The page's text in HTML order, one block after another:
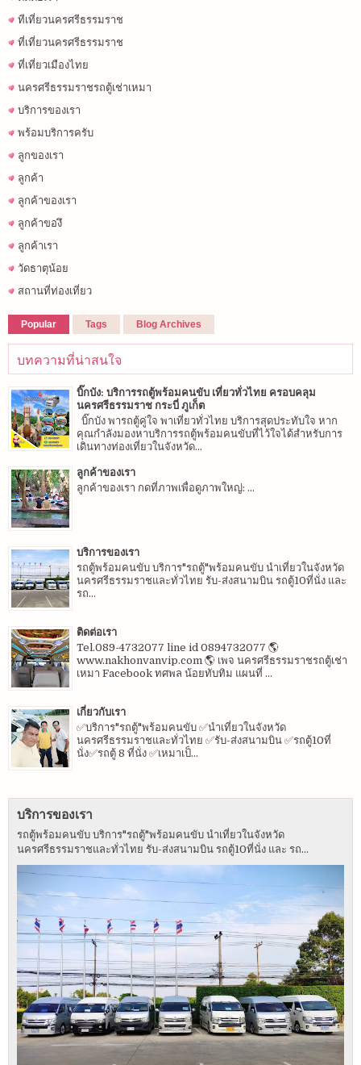
ทีเที่ยวนครศรีธรรมราช
ที่เที่ยวนครศรีธรรมราช
ที่เที่ยวเมืองไทย
นครศรีธรรมราชรถตู้เช่าเหมา
บริการของเรา
พร้อมบริการครับ
ลูกของเรา
ลูกค้า
ลูกค้าของเรา
ลูกค้าของึ
ลูกค้าเรา
วัดธาตุน้อย
สถานที่ท่องเที่ยว
Popular Tags Blog Archives
บทความที่น่าสนใจ
บิ๊กบัง: บริการรถตู้พร้อมคนขับ เที่ยวทั่วไทย ครอบคลุม
นครศรีธรรมราช กระบี่ ภูเก็ต
บิ๊กบัง พารถตู้คู่ใจ พาเที่ยวทั่วไทย บริการสุดประทับใจ หาก
คุณกำลังมองหาบริการรถตู้พร้อมคนขับที่ไว้ใจได้สำหรับการ
เดินทางท่องเที่ยวในจังหวัด...
ลูกค้าของเรา
ลูกค้าของเรา กดที่ภาพเพื่อดูภาพใหญ่: ...
บริการของเรา
รถตู้พร้อมคนขับ บริการ"รถตู้"พร้อมคนขับ นำเที่ยวในจังหวัด
นครศรีธรรมราชและทั่วไทย รับ-ส่งสนามบิน รถตู้10ที่นั่ง และ
รถ...
ติดต่อเรา
Tel.089-4732077 line id 0894732077 🌎
www.nakhonvanvip.com 🌎 เพจ นครศรีธรรมราชรถตู้เช่า
เหมา Facebook ทศพล น้อยทับทิม แผนที่ ...
เกี่ยวกับเรา
✅บริการ"รถตู้"พร้อมคนขับ ✅นำเที่ยวในจังหวัด
นครศรีธรรมราชและทั่วไทย ✅รับ-ส่งสนามบิน ✅รถตู้10ที่
นั่ง✅รถตู้ 8 ที่นั่ง ✅เหมาเป็...
บริการของเรา
รถตู้พร้อมคนขับ บริการ"รถตู้"พร้อมคนขับ นำเที่ยวในจังหวัด
นครศรีธรรมราชและทั่วไทย รับ-ส่งสนามบิน รถตู้10ที่นั่ง และ รถ...